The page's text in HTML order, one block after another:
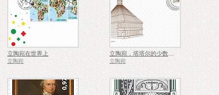
立陶宛在世界上
立陶宛
立陶宛，塔塔尔的少数族裔和社区
立陶宛